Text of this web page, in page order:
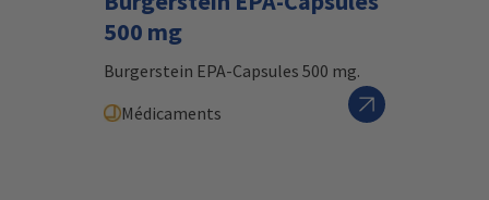
500 mg
Burgerstein EPA-Capsules 500 mg.
Médicaments